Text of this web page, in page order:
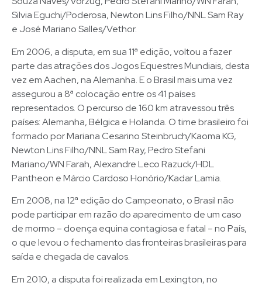
Silvia Eguchi/Poderosa, Newton Lins Filho/NNL Sam Ray
e José Mariano Salles/Vethor.
Em 2006, a disputa, em sua 11ª edição, voltou a fazer
parte das atrações dos Jogos Equestres Mundiais, desta
vez em Aachen, na Alemanha. E o Brasil mais uma vez
assegurou a 8ª colocação entre os 41 países
representados. O percurso de 160 km atravessou três
países: Alemanha, Bélgica e Holanda. O time brasileiro foi
formado por Mariana Cesarino Steinbruch/Kaoma KG,
Newton Lins Filho/NNL Sam Ray, Pedro Stefani
Mariano/WN Farah, Alexandre Leco Razuck/HDL
Pantheon e Márcio Cardoso Honório/Kadar Lamia.
Em 2008, na 12ª edição do Campeonato, o Brasil não
pode participar em razão do aparecimento de um caso
de mormo – doença equina contagiosa e fatal – no País,
o que levou o fechamento das fronteiras brasileiras para
saída e chegada de cavalos.
Em 2010, a disputa foi realizada em Lexington, no